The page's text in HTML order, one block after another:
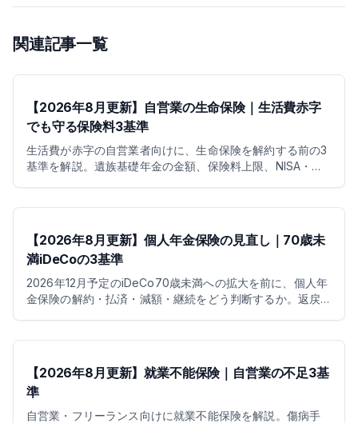
関連記事一覧
【2026年8月更新】自営業の生命保険｜生活費赤字
でも守る保険料3基準
生活費が赤字の自営業者向けに、生命保険を解約する前の3
基準を解説。遺族基礎年金の金額、保険料上限、NISA・
【2026年8月更新】個人年金保険の見直し｜70歳未
満iDeCoの3基準
2026年12月予定のiDeCo70歳未満への拡大を前に、個人年
金保険の解約・払済・減額・継続をどう判断するか。返戻
【2026年8月更新】就業不能保険｜自営業の不足3基
準
自営業・フリーランス向けに就業不能保険を解説。傷病手